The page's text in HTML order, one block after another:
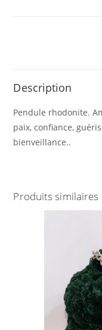
Description
Pendule rhodonite.
paix, confiance,
bienveillance..
Produits similaires